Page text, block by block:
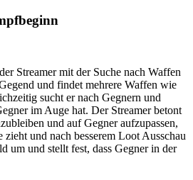
Streamer mit der Suche nach Waffen
und findet mehrere Waffen wie
sucht er nach Gegnern und
im Auge hat. Der Streamer betont
und auf Gegner aufzupassen,
und nach besserem Loot Ausschau
um und stellt fest, dass Gegner in der